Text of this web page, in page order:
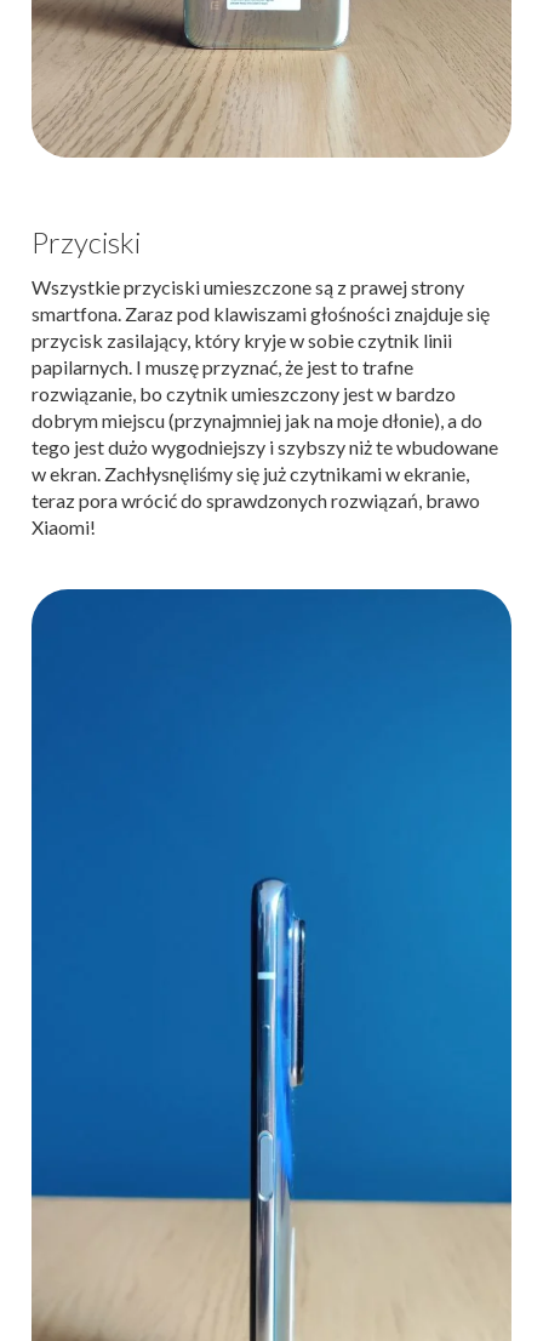
Przyciski
Wszystkie przyciski umieszczone są z prawej strony
smartfona. Zaraz pod klawiszami głośności znajduje się
przycisk zasilający, który kryje w sobie czytnik linii
papilarnych. I muszę przyznać, że jest to trafne
rozwiązanie, bo czytnik umieszczony jest w bardzo
dobrym miejscu (przynajmniej jak na moje dłonie), a do
tego jest dużo wygodniejszy i szybszy niż te wbudowane
w ekran. Zachłysnęliśmy się już czytnikami w ekranie,
teraz pora wrócić do sprawdzonych rozwiązań, brawo
Xiaomi!